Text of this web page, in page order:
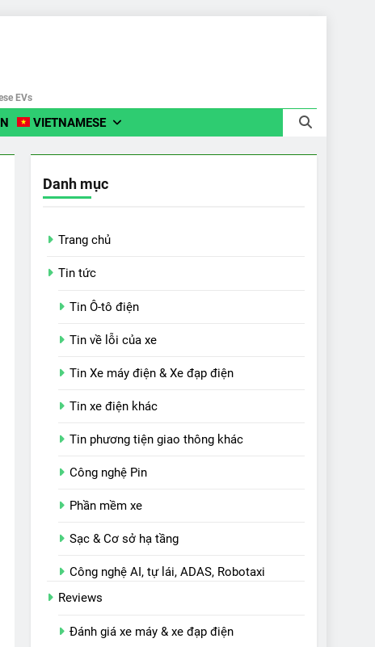
EVs
VIETNAMESE
Danh mục
Trang chủ
Tin tức
Tin Ô-tô điện
Tin về lỗi của xe
Tin Xe máy điện & Xe đạp điện
Tin xe điện khác
Tin phương tiện giao thông khác
Công nghệ Pin
Phần mềm xe
Sạc & Cơ sở hạ tầng
Công nghệ AI, tự lái, ADAS, Robotaxi
Reviews
Đánh giá xe máy & xe đạp điện